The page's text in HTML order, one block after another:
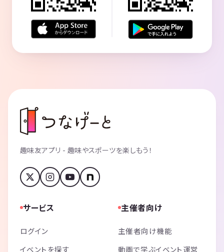
趣味友アプリ - 趣味やスポーツを楽しもう！
サービス
ログイン
イベントを探す
主催者向け
主催者向け機能
動画で学ぶイベント運営